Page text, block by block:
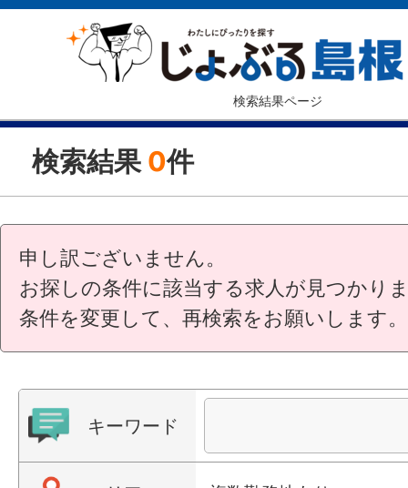
検索結果ページ
検索結果 0件
申し訳ございません。
お探しの条件に該当する求人が見つかり
条件を変更して、再検索をお願いします。
キーワード